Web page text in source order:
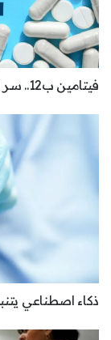
فيتامين ب12.. سر الطاقة وصحة الأعصاب
ذكاء اصطناعي يتنبأ